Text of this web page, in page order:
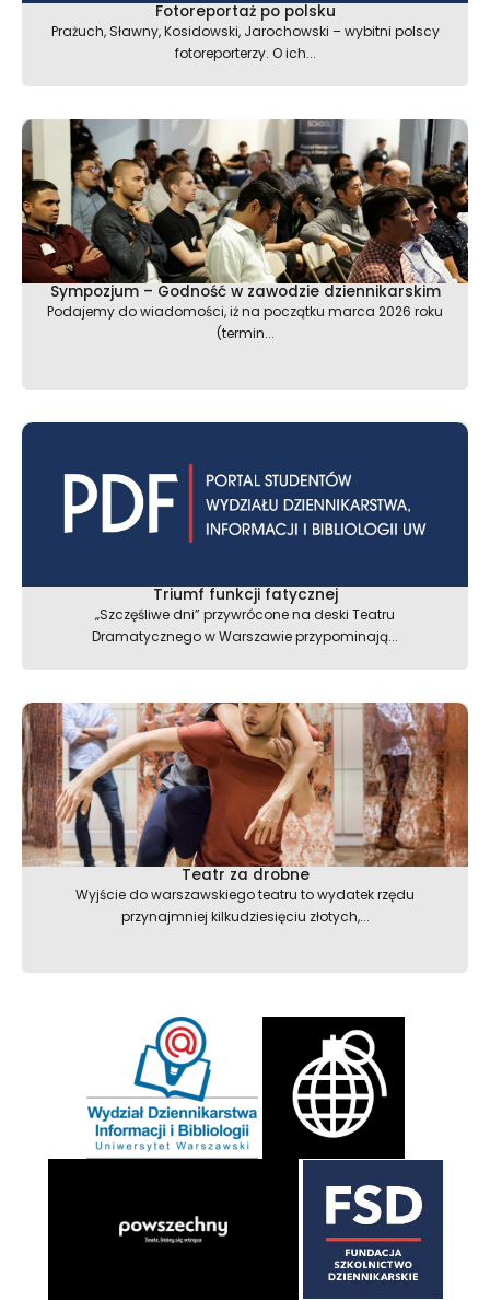
Fotoreportaż po polsku
Prażuch, Sławny, Kosidowski, Jarochowski – wybitni polscy
fotoreporterzy. O ich...
Sympozjum – Godność w zawodzie dziennikarskim
Podajemy do wiadomości, iż na początku marca 2026 roku
(termin...
Triumf funkcji fatycznej
„Szczęśliwe dni” przywrócone na deski Teatru
Dramatycznego w Warszawie przypominają...
Teatr za drobne
Wyjście do warszawskiego teatru to wydatek rzędu
przynajmniej kilkudziesięciu złotych,...